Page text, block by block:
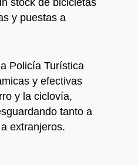
y puestas a
Policía Turística
y efectivas
y la ciclovía,
tanto a
extranjeros.